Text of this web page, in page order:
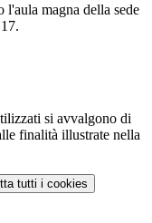
magna della sede
si avvalgono di
finalità illustrate nella
tutti i cookies